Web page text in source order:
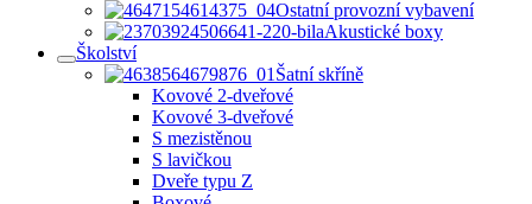
Ostatní provozní vybavení
Akustické boxy
Školství
Šatní skříně
Kovové 2-dveřové
Kovové 3-dveřové
S mezistěnou
S lavičkou
Dveře typu Z